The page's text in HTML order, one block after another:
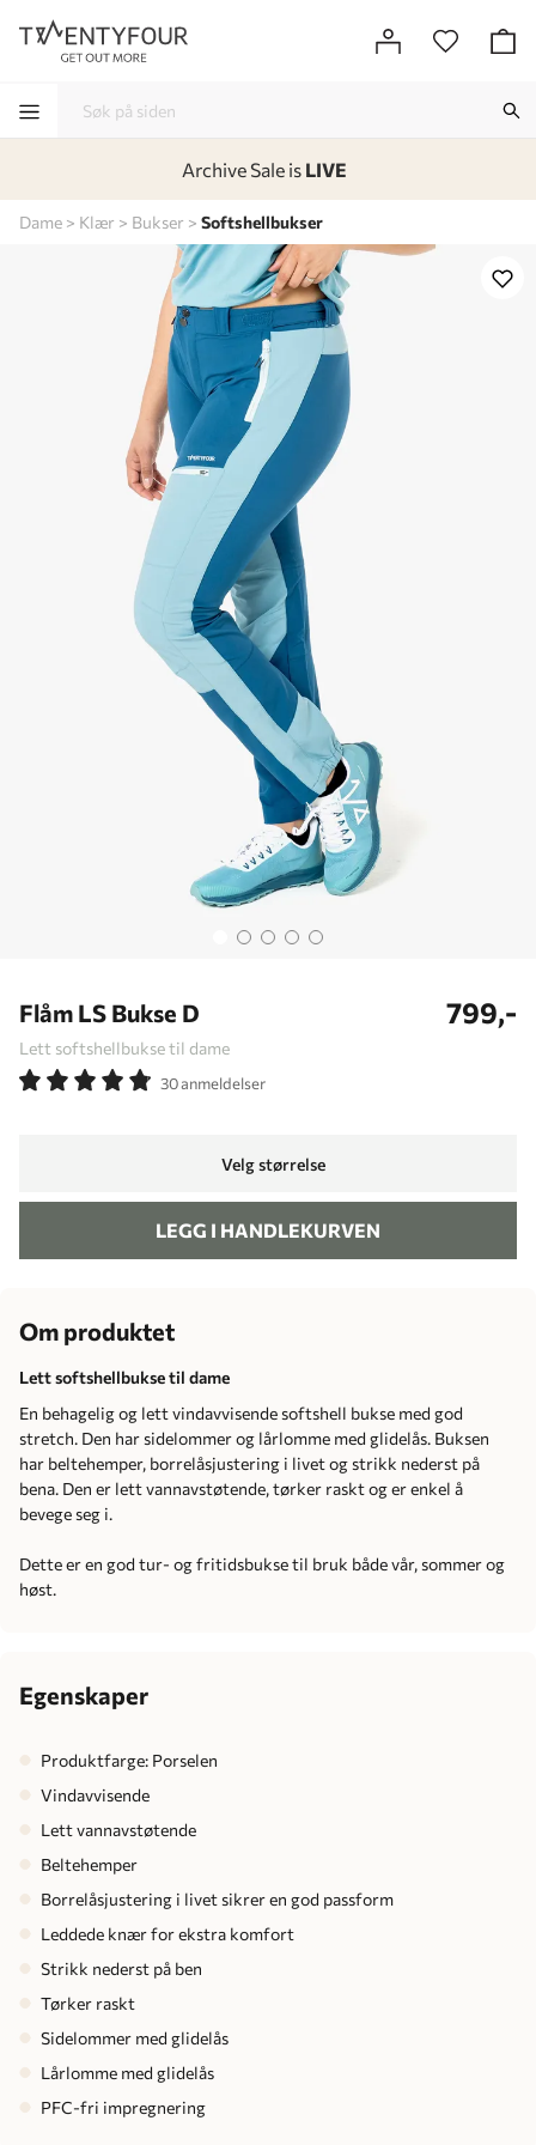
Lagt i kurven, utmerket valg! Til kassen
Dame Klær Bukser Softshellbukser
Flåm LS Bukse D
Lett softshellbukse til dame
799,-
30 anmeldelser
Velg størrelse
LEGG I HANDLEKURVEN
Om produktet
Lett softshellbukse til dame
En behagelig og lett vindavvisende softshell bukse med god
stretch. Den har sidelommer og lårlomme med glidelås. Buksen
har beltehemper, borrelåsjustering i livet og strikk nederst på
bena. Den er lett vannavstøtende, tørker raskt og er enkel å
bevege seg i.
Dette er en god tur- og fritidsbukse til bruk både vår, sommer og
høst.
Egenskaper
Produktfarge: Porselen
Vindavvisende
Lett vannavstøtende
Beltehemper
Borrelåsjustering i livet sikrer en god passform
Leddede knær for ekstra komfort
Strikk nederst på ben
Tørker raskt
Sidelommer med glidelås
Lårlomme med glidelås
PFC-fri impregnering
Archive Sale is LIVE
-
-
-
-